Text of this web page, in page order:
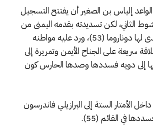
الواعد إلياس بن الصغير أن يفتتح التسجيل
الثاني، لكن تسديدته بقدمه اليمنى من
داخل المنطقة تصدى لها دوناروما (53)، ورد عليه مواطنه
سريعة على الجناح الأيمن وتمريرة إلى
إلى دويه فسددها وصدها الحارس كون
الأمتار الستة إلى البرازيلي فاندرسون
في القائم (55).